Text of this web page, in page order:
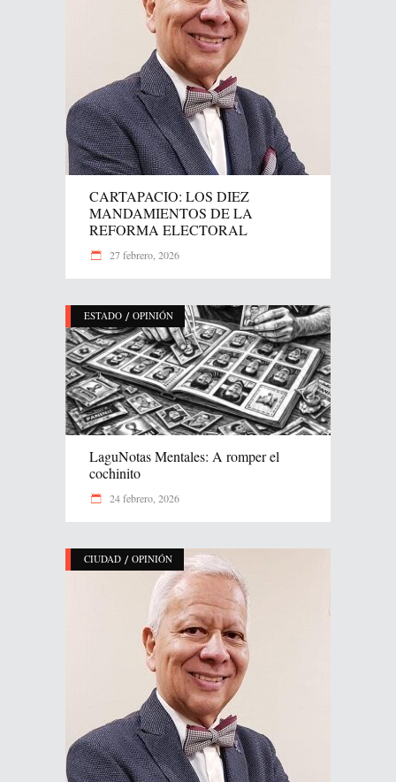
CARTAPACIO: LOS DIEZ
MANDAMIENTOS DE LA
REFORMA ELECTORAL
27 febrero, 2026
ESTADO / OPINIÓN
LaguNotas Mentales: A romper el
cochinito
24 febrero, 2026
CIUDAD / OPINIÓN